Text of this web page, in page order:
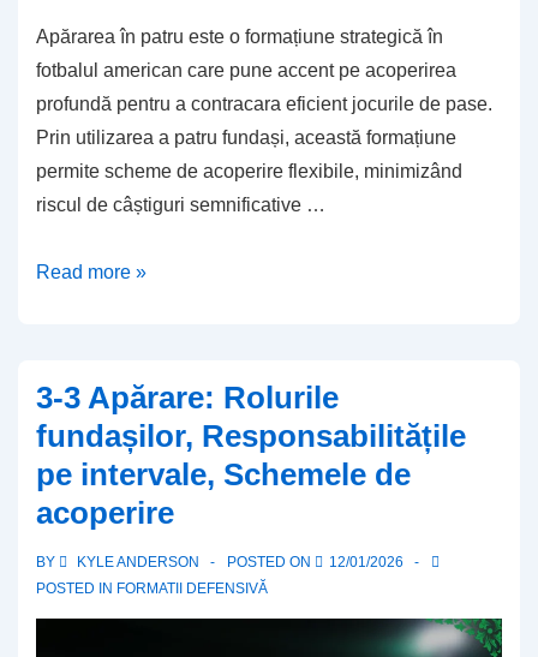
Apărarea în patru este o formațiune strategică în
fotbalul american care pune accent pe acoperirea
profundă pentru a contracara eficient jocurile de pase.
Prin utilizarea a patru fundași, această formațiune
permite scheme de acoperire flexibile, minimizând
riscul de câștiguri semnificative …
Apărarea
profundă,
roluri
de
Safety,
Cornerback-
Read more »
3-3 Apărare: Rolurile
fundașilor, Responsabilitățile
pe intervale, Schemele de
acoperire
BY KYLE ANDERSON POSTED ON
12/01/2026
POSTED IN FORMATII DEFENSIVĂ